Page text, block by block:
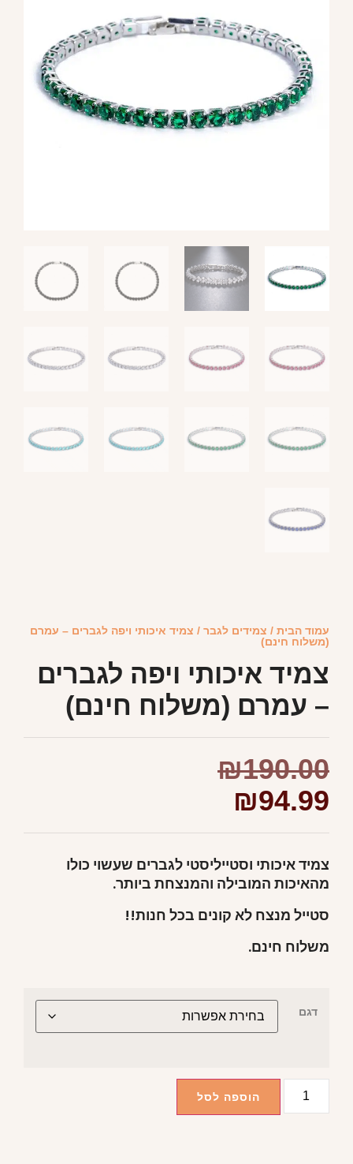
עמוד הבית / צמידים לגבר / צמיד איכותי ויפה לגברים – עמרם
(משלוח חינם)
צמיד איכותי ויפה לגברים
– עמרם (משלוח חינם)
₪190.00
₪94.99
צמיד איכותי וסטייליסטי לגברים שעשוי כולו
מהאיכות המובילה והמנצחת ביותר.
סטייל מנצח לא קונים בכל חנות!!
משלוח חינם.
דגם
הוספה לסל